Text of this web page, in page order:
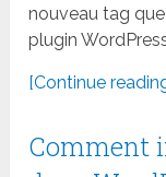
nouveau tag
plugin
[Continue
Comment